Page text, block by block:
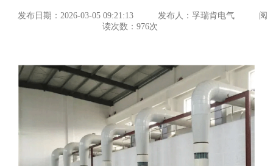
发布日期：2026-03-05 09:21:13 发布人：孚瑞肯电气
阅
读次数：976次